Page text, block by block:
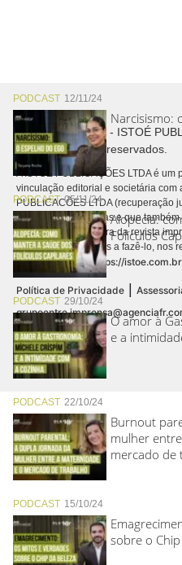
PODCAST 12/11/24
Narcisismo:
PODCAST05/11/24
Alopecia:
Folículos
PODCAST 29/10/24
O amor à
e a
PODCAST 22/10/24
Burnout
mulher
mercado de
PODCAST 15/10/24
sobre o
Copyright © 2026 - ISTOÉ
Todos os direitos reservados.
A ISTOÉ PUBLICAÇÕES LTDA é
vinculação editorial e societária com
PUBLICACÕES LTDA (recuperação
realizamos cobranças e que
contrato de assinatura da revista
autorizamos terceiros a fazê-lo, nos
conteúdo digital “https://istoe.com.br
Política de Privacidade |